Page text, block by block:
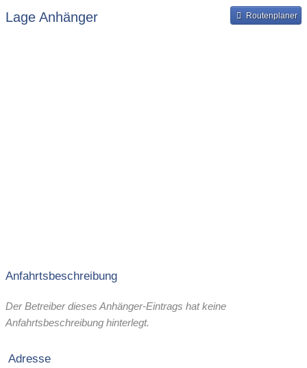
Bereitstellung und Rückgabe des Anhängers
Lage Anhänger Routenplaner
Anfahrtsbeschreibung
Der Betreiber dieses Anhänger-Eintrags hat keine
Anfahrtsbeschreibung hinterlegt.
Adresse